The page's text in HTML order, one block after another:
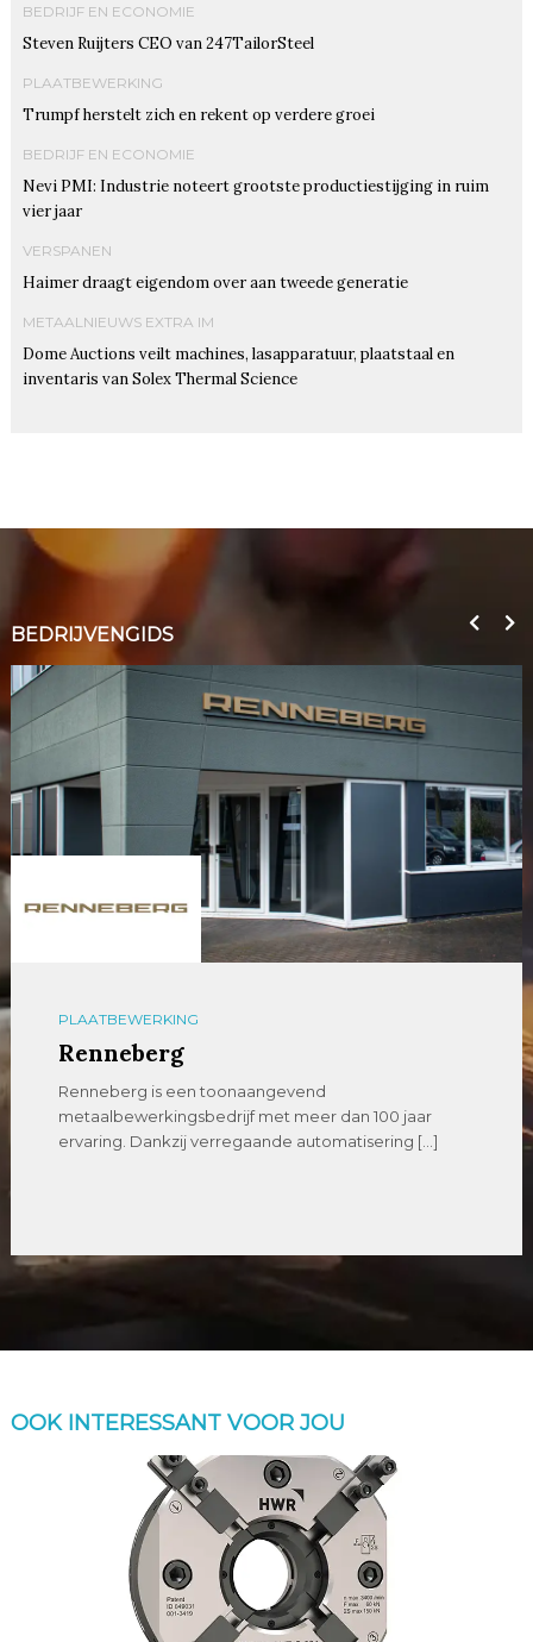
BEDRIJF EN ECONOMIE
Steven Ruijters CEO van 247TailorSteel
PLAATBEWERKING
Trumpf herstelt zich en rekent op verdere groei
BEDRIJF EN ECONOMIE
Nevi PMI: Industrie noteert grootste productiestijging in ruim
vier jaar
VERSPANEN
Haimer draagt eigendom over aan tweede generatie
METAALNIEUWS EXTRA IM
Dome Auctions veilt machines, lasapparatuur, plaatstaal en
inventaris van Solex Thermal Science
BEDRIJVENGIDS
PLAATBEWERKING
Renneberg
Renneberg is een toonaangevend
metaalbewerkingsbedrijf met meer dan 100 jaar
ervaring. Dankzij verregaande automatisering […]
OOK INTERESSANT VOOR JOU